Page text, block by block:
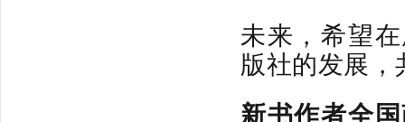
未来，希望
版社的发展
新书作者全